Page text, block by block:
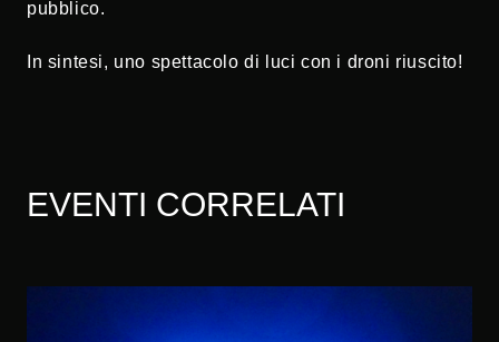
pubblico.
In sintesi, uno spettacolo di luci con i droni riuscito!
EVENTI CORRELATI